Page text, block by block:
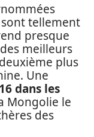
tellement
presque
meilleurs
plus
Une
dans les
Mongolie le
des